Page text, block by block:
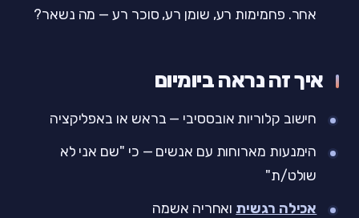
אחר. פחמימות רע, שומן רע, סוכר רע — מה נשאר?
איך זה נראה ביומיום
חישוב קלוריות אובססיבי — בראש או באפליקציה
הימנעות מארוחות עם אנשים — כי "שם אני לא
שולט/ת"
אכילה רגשית ואחריה אשמה